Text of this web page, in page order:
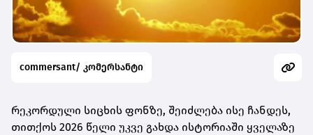
commersant/ კომერსანტი
რეკორდული სიცხის ფონზე, შეიძლება ისე ჩანდეს,
თითქოს 2026 წელი უკვე გახდა ისტორიაში ყველაზე